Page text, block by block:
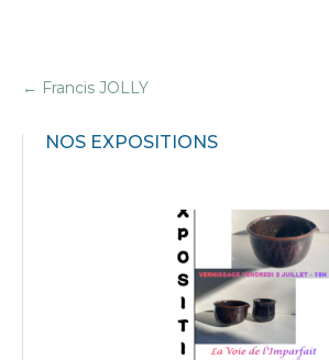
← Francis JOLLY
NOS EXPOSITIONS